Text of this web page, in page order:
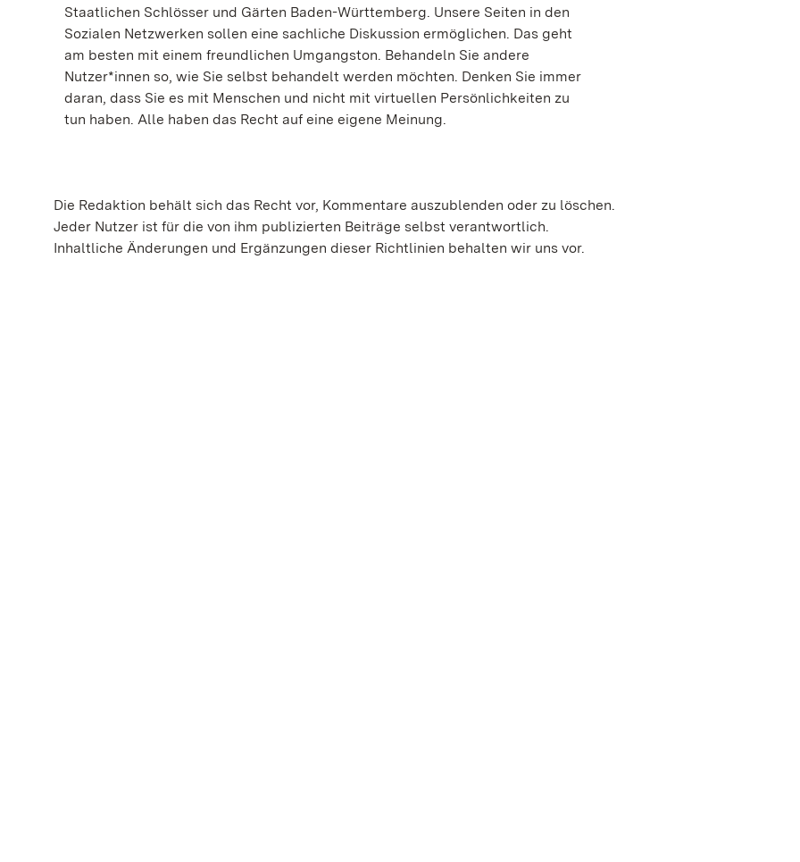
Staatlichen Schlösser und Gärten Baden-Württemberg. Unsere Seiten in den
Sozialen Netzwerken sollen eine sachliche Diskussion ermöglichen. Das geht
am besten mit einem freundlichen Umgangston. Behandeln Sie andere
Nutzer*innen so, wie Sie selbst behandelt werden möchten. Denken Sie immer
daran, dass Sie es mit Menschen und nicht mit virtuellen Persönlichkeiten zu
tun haben. Alle haben das Recht auf eine eigene Meinung.
Die Redaktion behält sich das Recht vor, Kommentare auszublenden oder zu löschen.
Jeder Nutzer ist für die von ihm publizierten Beiträge selbst verantwortlich.
Inhaltliche Änderungen und Ergänzungen dieser Richtlinien behalten wir uns vor.